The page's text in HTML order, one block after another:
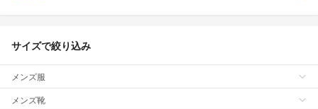
サイズで絞り込み
メンズ服
メンズ靴